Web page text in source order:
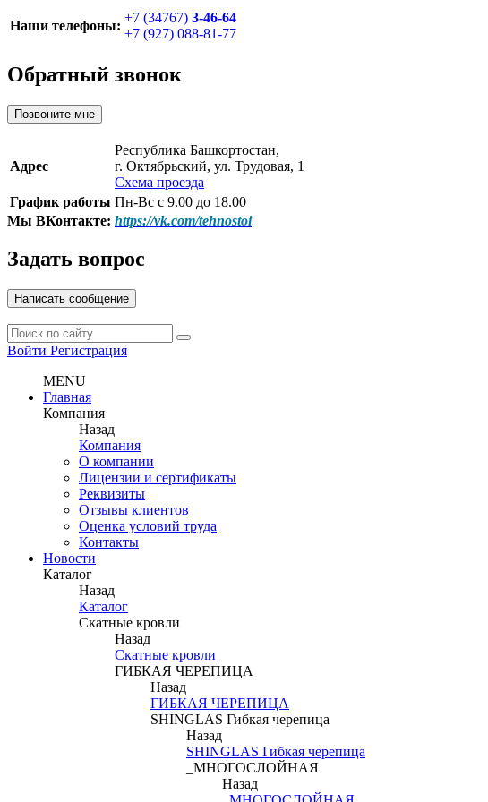
Наши телефоны:
+7 (34767) 3-46-64
+7 (927) 088-81-77
Обратный звонок
Позвоните мне
Адрес
Республика Башкортостан,
г. Октябрьский, ул. Трудовая, 1
Схема проезда
График работы Пн-Вс с 9.00 до 18.00
Мы ВКонтакте: https://vk.com/tehnostoi
Задать вопрос
Написать сообщение
Войти Регистрация
MENU
Главная
Компания
Назад
Компания
О компании
Лицензии и сертификаты
Реквизиты
Отзывы клиентов
Оценка условий труда
Контакты
Новости
Каталог
Назад
Каталог
Скатные кровли
Назад
Скатные кровли
ГИБКАЯ ЧЕРЕПИЦА
Назад
ГИБКАЯ ЧЕРЕПИЦА
SHINGLAS Гибкая черепица
Назад
SHINGLAS Гибкая черепица
_МНОГОСЛОЙНАЯ
Назад